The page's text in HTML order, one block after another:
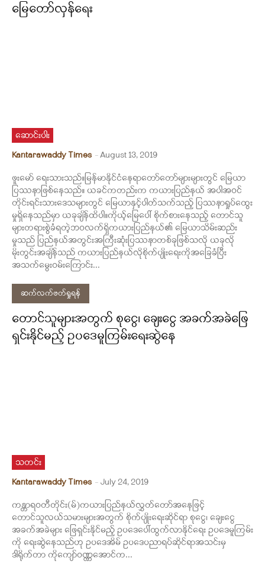
မြေတော်လှန်ရေး
ဆောင်းပါး
Kantarawaddy Times -August 13, 2019
ဖူးမော် ရေးသားသည်။မြန်မာနိုင်ငံနေရာတော်တော်များများတွင် မြေယာ
ပြဿနာဖြစ်နေသည်။ ယခင်ကတည်းက ကယားပြည်နယ် အပါအဝင်
တိုင်းရင်းသားဒေသများတွင် မြေယာနှင့်ပါတ်သက်သည့် ပြဿနာရှုပ်ထွေး
မှုရှိနေသည်မှာ ယခုချိန်ထိပါ။ကိုယ့်မြေပေါ် စိုက်စားနေသည့် တောင်သူ
များတရားစွဲခံရတဲ့ဘဝလက်ရှိကယားပြည်နယ်၏ မြေယာသိမ်းဆည်း
မှုသည် ပြည်နယ်အတွင်းအကြီးဆုံးပြဿနာတစ်ခုဖြစ်သလို ယခုလို
မိုးတွင်းအချိန်သည် ကယားပြည်နယ်လိုစိုက်ပျိုးရေးကိုအခြေခံပြီး
အသက်မွေးဝမ်းကြောင်း...
ဆက်လက်ဖတ်ရှုရန်
တောင်သူများအတွက် စုငွေ၊ ချေးငွေ အခက်အခဲဖြေ
ရှင်းနိုင်မည့် ဥပဒေမူကြမ်းရေးဆွဲနေ
သတင်း
Kantarawaddy Times - July 24, 2019
ကန္တာရဝတီတိုင်း(မ်)ကယားပြည်နယ်လွှတ်တော်အနေဖြင့်
တောင်သူလယ်သမားများအတွက် စိုက်ပျိုးရေးဆိုင်ရာ စုငွေ၊ ချေးငွေ
အခက်အခဲများ ဖြေရှင်းနိုင်မည့် ဥပဒေပေါ်ထွက်လာနိုင်ရေး ဥပဒေမူကြမ်း
ကို ရေးဆွဲနေသည်ဟု ဥပဒေအိမ် ဥပဒေပညာရပ်ဆိုင်ရာအသင်းမှ
ဒါရိုက်တာ ကိုကျော်ဝဏ္ဏအောင်က...